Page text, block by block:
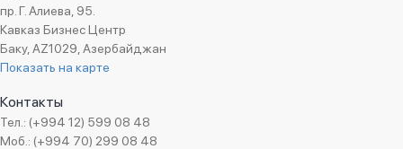
пр. Г. Алиева, 95.
Кавказ Бизнес Центр
Баку, AZ1029, Азербайджан
Показать на карте
Контакты
Тел.: (+994 12) 599 08 48
Моб.: (+994 70) 299 08 48